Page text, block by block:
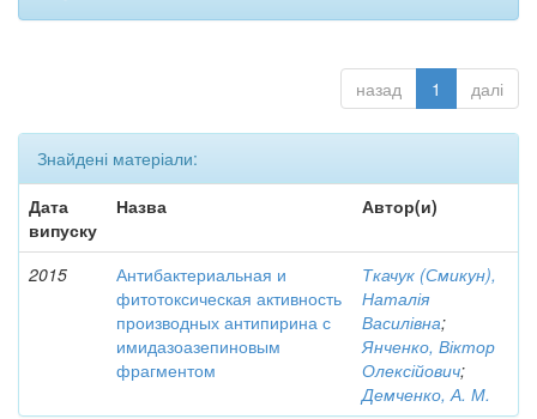
назад 1 далі
Знайдені матеріали:
Дата
випуску
Назва Автор(и)
2015
Антибактериальная и
фитотоксическая активность
производных антипирина с
имидазоазепиновым
фрагментом
Ткачук (Смикун),
Наталія
Василівна;
Янченко, Віктор
Олексійович;
Демченко, А. М.